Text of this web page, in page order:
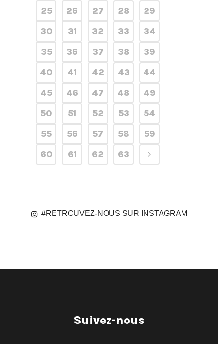
25
26 27 28
29
30
31 32 33
34
35
36 37 38
39
40
41 42 43
44
45
46 47 48
49
50
51 52 53
54
55
56 57 58
59
60
61 62 63
#RETROUVEZ-NOUS SUR INSTAGRAM
Suivez-nous